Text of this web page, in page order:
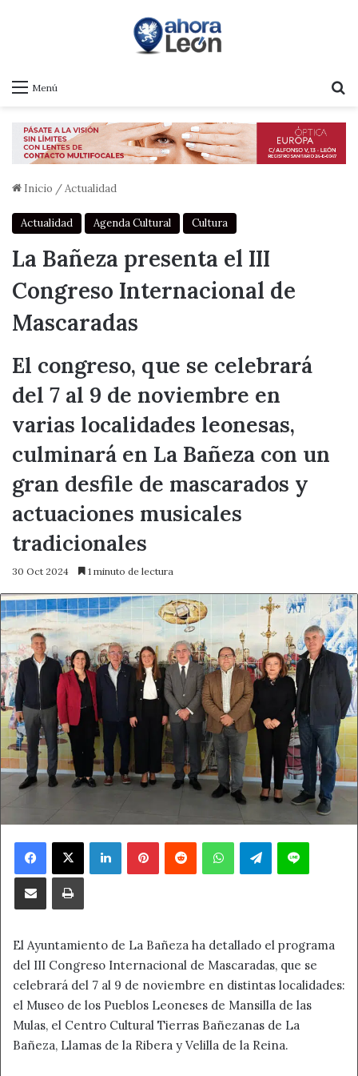
Menú
Inicio /Actualidad
Actualidad Agenda Cultural Cultura
La Bañeza presenta el III
Congreso Internacional de
Mascaradas
El congreso, que se celebrará
del 7 al 9 de noviembre en
varias localidades leonesas,
culminará en La Bañeza con un
gran desfile de mascarados y
actuaciones musicales
tradicionales
30 Oct 2024 1 minuto de lectura
Facebook
X LinkedInPinterestReddit WhatsAppTelegramLine
Compartir por correo electrónicoImprimir
El Ayuntamiento de La Bañeza ha detallado el programa
del III Congreso Internacional de Mascaradas, que se
celebrará del 7 al 9 de noviembre en distintas localidades:
el Museo de los Pueblos Leoneses de Mansilla de las
Mulas, el Centro Cultural Tierras Bañezanas de La
Bañeza, Llamas de la Ribera y Velilla de la Reina.